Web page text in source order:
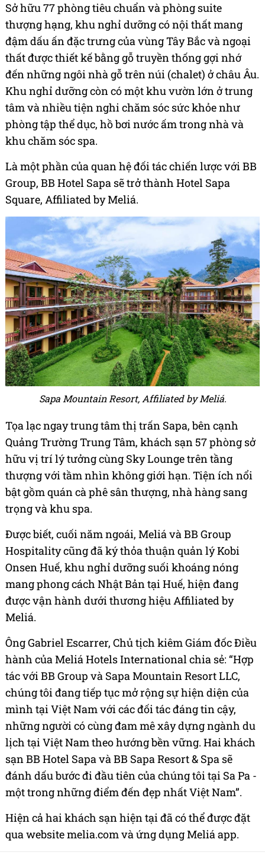
Sở hữu 77 phòng tiêu chuẩn và phòng suite
thượng hạng, khu nghỉ dưỡng có nội thất mang
đậm dấu ấn đặc trưng của vùng Tây Bắc và ngoại
thất được thiết kế bằng gỗ truyền thống gợi nhớ
đến những ngôi nhà gỗ trên núi (chalet) ở châu Âu.
Khu nghỉ dưỡng còn có một khu vườn lớn ở trung
tâm và nhiều tiện nghi chăm sóc sức khỏe như
phòng tập thể dục, hồ bơi nước ấm trong nhà và
khu chăm sóc spa.
Là một phần của quan hệ đối tác chiến lược với BB
Group, BB Hotel Sapa sẽ trở thành Hotel Sapa
Square, Affiliated by Meliá.
Sapa Mountain Resort, Affiliated by Meliá.
Tọa lạc ngay trung tâm thị trấn Sapa, bên cạnh
Quảng Trường Trung Tâm, khách sạn 57 phòng sở
hữu vị trí lý tưởng cùng Sky Lounge trên tầng
thượng với tầm nhìn không giới hạn. Tiện ích nổi
bật gồm quán cà phê sân thượng, nhà hàng sang
trọng và khu spa.
Được biết, cuối năm ngoái, Meliá và BB Group
Hospitality cũng đã ký thỏa thuận quản lý Kobi
Onsen Huế, khu nghỉ dưỡng suối khoáng nóng
mang phong cách Nhật Bản tại Huế, hiện đang
được vận hành dưới thương hiệu Affiliated by
Meliá.
Ông Gabriel Escarrer, Chủ tịch kiêm Giám đốc Điều
hành của Meliá Hotels International chia sẻ: “Hợp
tác với BB Group và Sapa Mountain Resort LLC,
chúng tôi đang tiếp tục mở rộng sự hiện diện của
mình tại Việt Nam với các đối tác đáng tin cậy,
những người có cùng đam mê xây dựng ngành du
lịch tại Việt Nam theo hướng bền vững. Hai khách
sạn BB Hotel Sapa và BB Sapa Resort & Spa sẽ
đánh dấu bước đi đầu tiên của chúng tôi tại Sa Pa -
một trong những điểm đến đẹp nhất Việt Nam”.
Hiện cả hai khách sạn hiện tại đã có thể được đặt
qua website melia.com và ứng dụng Meliá app.